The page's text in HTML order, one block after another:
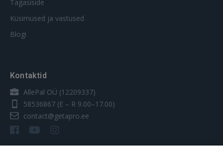
Tagasiside
Küsimused ja vastused
Blogi
Kontaktid
AllePal OÜ (12209337)
58536867 (E – R 9.00–17.00)
contact@getapro.ee